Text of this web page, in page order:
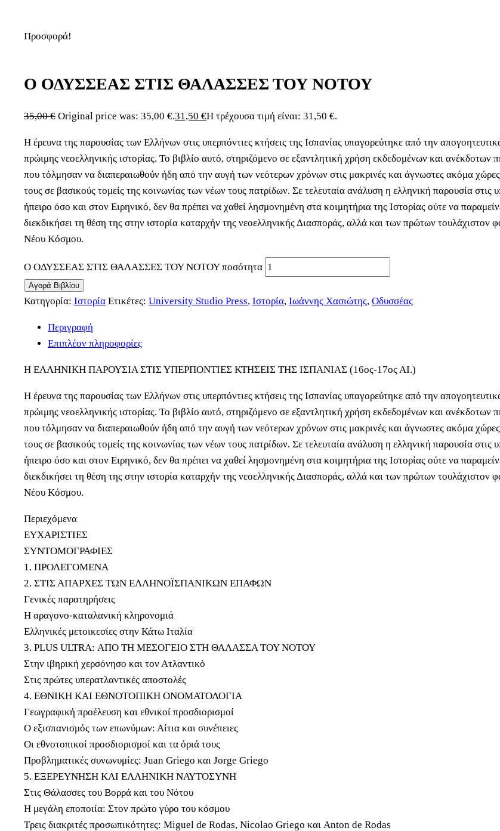
Προσφορά!
Ο ΟΔΥΣΣΕΑΣ ΣΤΙΣ ΘΑΛΑΣΣΕΣ ΤΟΥ ΝΟΤΟΥ
35,00€ Original price was: 35,00 €.31,50 €Η τρέχουσα τιμή είναι: 31,50 €.
Η έρευνα της παρουσίας των Ελλήνων στις υπερπόντιες κτήσεις της Ισπανίας υπαγορεύτηκε από την
πρώιμης νεοελληνικής ιστορίας. Το βιβλίο αυτό, στηριζόμενο σε εξαντλητική χρήση εκδεδομένων και ανέκδοτων
που τόλμησαν να διαπεραιωθούν ήδη από την αυγή των νεότερων χρόνων στις μακρινές και άγνωστες ακόμα χώρες
τους σε βασικούς τομείς της κοινωνίας των νέων τους πατρίδων. Σε τελευταία ανάλυση η ελληνική παρουσία στις
ήπειρο όσο και στον Ειρηνικό, δεν θα πρέπει να χαθεί λησμονημένη στα κοιμητήρια της Ιστορίας ούτε να
διεκδικήσει τη θέση της στην ιστορία καταρχήν της νεοελληνικής Διασποράς, αλλά και των πρώτων
Νέου Κόσμου.
Ο ΟΔΥΣΣΕΑΣ ΣΤΙΣ ΘΑΛΑΣΣΕΣ ΤΟΥ ΝΟΤΟΥ ποσότητα
Αγορά Βιβλίου
Κατηγορία: Ιστορία Ετικέτες: University Studio Press, Ιστορία, Ιωάννης Χασιώτης, Οδυσσέας
Περιγραφή
Επιπλέον πληροφορίες
Η ΕΛΛΗΝΙΚΗ ΠΑΡΟΥΣΙΑ ΣΤΙΣ ΥΠΕΡΠΟΝΤΙΕΣ ΚΤΗΣΕΙΣ ΤΗΣ ΙΣΠΑΝΙΑΣ (16ος-17ος ΑΙ.)
Η έρευνα της παρουσίας των Ελλήνων στις υπερπόντιες κτήσεις της Ισπανίας υπαγορεύτηκε από την
πρώιμης νεοελληνικής ιστορίας. Το βιβλίο αυτό, στηριζόμενο σε εξαντλητική χρήση εκδεδομένων και ανέκδοτων
που τόλμησαν να διαπεραιωθούν ήδη από την αυγή των νεότερων χρόνων στις μακρινές και άγνωστες ακόμα χώρες
τους σε βασικούς τομείς της κοινωνίας των νέων τους πατρίδων. Σε τελευταία ανάλυση η ελληνική παρουσία στις
ήπειρο όσο και στον Ειρηνικό, δεν θα πρέπει να χαθεί λησμονημένη στα κοιμητήρια της Ιστορίας ούτε να
διεκδικήσει τη θέση της στην ιστορία καταρχήν της νεοελληνικής Διασποράς, αλλά και των πρώτων
Νέου Κόσμου.
Περιεχόμενα
ΕΥΧΑΡΙΣΤΙΕΣ
ΣΥΝΤΟΜΟΓΡΑΦΙΕΣ
1. ΠΡΟΛΕΓΟΜΕΝΑ
2. ΣΤΙΣ ΑΠΑΡΧΕΣ ΤΩΝ ΕΛΛΗΝΟΪΣΠΑΝΙΚΩΝ ΕΠΑΦΩΝ
Γενικές παρατηρήσεις
Η αραγονο-καταλανική κληρονομιά
Ελληνικές μετοικεσίες στην Κάτω Ιταλία
3. PLUS ULTRA: ΑΠΟ ΤΗ ΜΕΣΟΓΕΙΟ ΣΤΗ ΘΑΛΑΣΣΑ ΤΟΥ ΝΟΤΟΥ
Στην ιβηρική χερσόνησο και τον Ατλαντικό
Στις πρώτες υπερατλαντικές αποστολές
4. ΕΘΝΙΚΗ ΚΑΙ ΕΘΝΟΤΟΠΙΚΗ ΟΝΟΜΑΤΟΛΟΓΙΑ
Γεωγραφική προέλευση και εθνικοί προσδιορισμοί
Ο εξισπανισμός των επωνύμων: Αίτια και συνέπειες
Οι εθνοτοπικοί προσδιορισμοί και τα όριά τους
Προβληματικές συνωνυμίες: Juan Griego και Jorge Griego
5. ΕΞΕΡΕΥΝΗΣΗ ΚΑΙ ΕΛΛΗΝΙΚΗ ΝΑΥΤΟΣΥΝΗ
Στις Θάλασσες του Βορρά και του Νότου
Η μεγάλη εποποιία: Στον πρώτο γύρο του κόσμου
Τρεις διακριτές προσωπικότητες: Miguel de Rodas, Nicolao Griego και Anton de Rodas